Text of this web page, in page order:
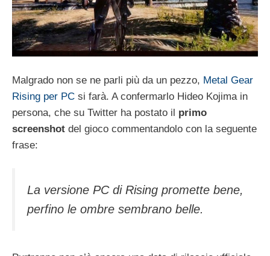
Malgrado non se ne parli più da un pezzo, Metal Gear
Rising per PC si farà. A confermarlo Hideo Kojima in
persona, che su Twitter ha postato il primo
screenshot del gioco commentandolo con la seguente
frase:
La versione PC di Rising promette bene,
perfino le ombre sembrano belle.